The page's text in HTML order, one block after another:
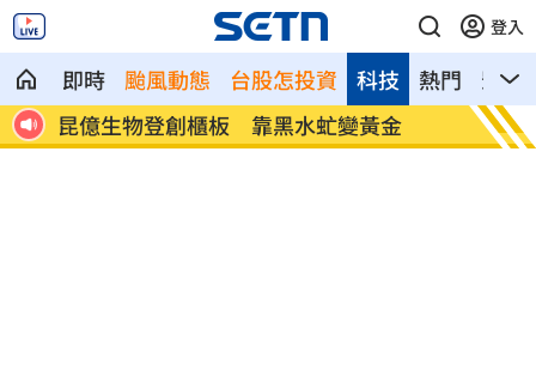
登入
即時 颱風動態 台股怎投資 熱門 影音
科技
走
昆億生物登創櫃板 靠黑水虻變黃金
白海
了